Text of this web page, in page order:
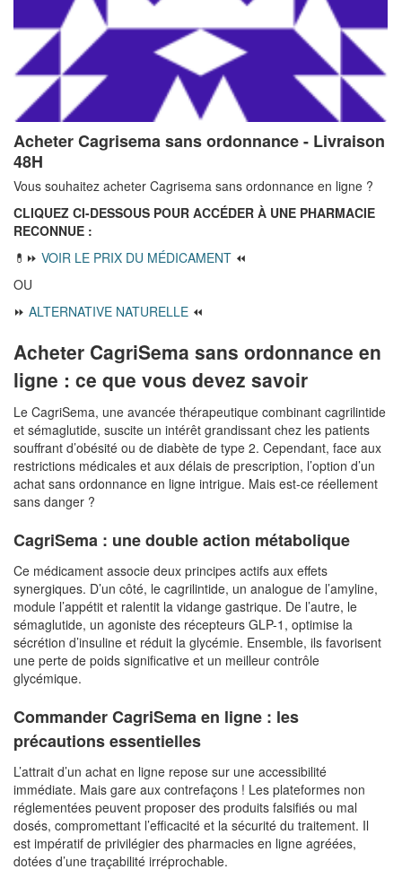
Acheter Cagrisema sans ordonnance - Livraison
48H
Vous souhaitez acheter Cagrisema sans ordonnance en ligne ?
CLIQUEZ CI-DESSOUS POUR ACCÉDER À UNE PHARMACIE
RECONNUE :
💊⏩ VOIR LE PRIX DU MÉDICAMENT ⏪
OU
⏩ ALTERNATIVE NATURELLE ⏪
Acheter CagriSema sans ordonnance en
ligne : ce que vous devez savoir
Le CagriSema, une avancée thérapeutique combinant cagrilintide
et sémaglutide, suscite un intérêt grandissant chez les patients
souffrant d’obésité ou de diabète de type 2. Cependant, face aux
restrictions médicales et aux délais de prescription, l’option d’un
achat sans ordonnance en ligne intrigue. Mais est-ce réellement
sans danger ?
CagriSema : une double action métabolique
Ce médicament associe deux principes actifs aux effets
synergiques. D’un côté, le cagrilintide, un analogue de l’amyline,
module l’appétit et ralentit la vidange gastrique. De l’autre, le
sémaglutide, un agoniste des récepteurs GLP-1, optimise la
sécrétion d’insuline et réduit la glycémie. Ensemble, ils favorisent
une perte de poids significative et un meilleur contrôle
glycémique.
Commander CagriSema en ligne : les
précautions essentielles
L’attrait d’un achat en ligne repose sur une accessibilité
immédiate. Mais gare aux contrefaçons ! Les plateformes non
réglementées peuvent proposer des produits falsifiés ou mal
dosés, compromettant l’efficacité et la sécurité du traitement. Il
est impératif de privilégier des pharmacies en ligne agréées,
dotées d’une traçabilité irréprochable.